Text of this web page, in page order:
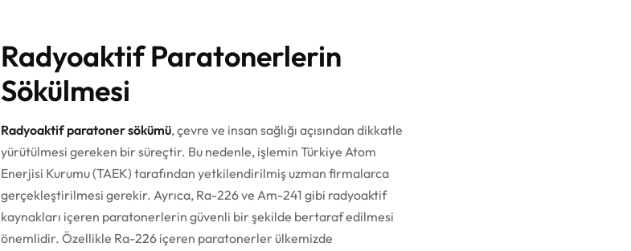
Radyoaktif Paratonerlerin
Sökülmesi
Radyoaktif paratoner sökümü, çevre ve insan sağlığı açısından dikkatle
yürütülmesi gereken bir süreçtir. Bu nedenle, işlemin Türkiye Atom
Enerjisi Kurumu (TAEK) tarafından yetkilendirilmiş uzman firmalarca
gerçekleştirilmesi gerekir. Ayrıca, Ra-226 ve Am-241 gibi radyoaktif
kaynakları içeren paratonerlerin güvenli bir şekilde bertaraf edilmesi
önemlidir. Özellikle Ra-226 içeren paratonerler ülkemizde